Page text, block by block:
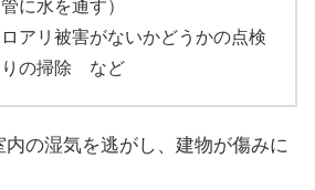
に水を通す）
アリ被害がないかどうかの点検
りの掃除 など
の湿気を逃がし、建物が傷みに